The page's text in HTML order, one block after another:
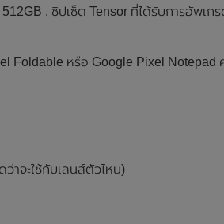
, ชิปเซ็ต Tensor ที่ได้รับการอัพเกร
Foldable หรือ Google Pixel Notepad
าจะใช้กับเลนส์ตัวไหน)